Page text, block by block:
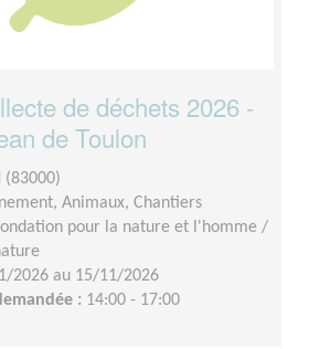
de déchets 2026 -
de Toulon
(83000)
Animaux, Chantiers
pour la nature et l'homme /
2026 au 15/11/2026
: 14:00 - 17:00